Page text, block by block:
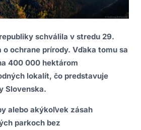
schválila v stredu 29.
o ochrane prírody. Vďaka tomu sa
400 000 hektárom
lokalít, čo predstavuje
Slovenska.
alebo akýkoľvek zásah
parkoch bez